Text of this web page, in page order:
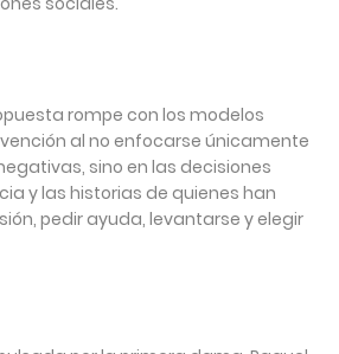
rompe con los modelos
al no enfocarse únicamente
sino en las decisiones
y las historias de quienes han
pedir ayuda, levantarse y elegir